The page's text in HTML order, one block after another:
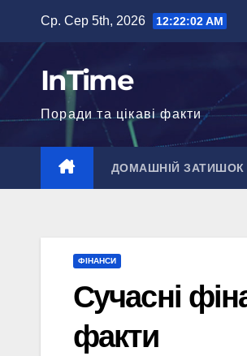
вмісту
Ср. Сер 5th, 2026 12:22:03 AM
InTime
Поради та цікаві факти
ДОМАШНІЙ ЗАТИШОК
ФІНАНСИ
Сучасні
факти